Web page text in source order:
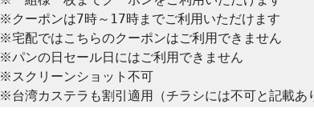
※クーポンは7時～17時までご利用いただけます
※宅配ではこちらのクーポンはご利用できません
※パンの日セール日にはご利用できません
※スクリーンショット不可
※台湾カステラも割引適用（チラシには不可と記載あ